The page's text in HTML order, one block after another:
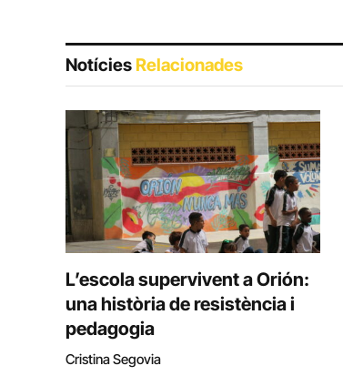
NotíciesRelacionades
L’escola supervivent a Orión:
una història de resistència i
pedagogia
Cristina Segovia